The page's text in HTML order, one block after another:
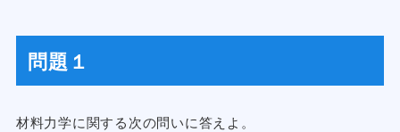
問題１
材料力学に関する次の問いに答えよ。